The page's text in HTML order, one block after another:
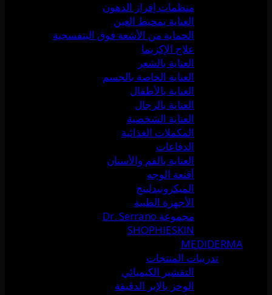
منظمات إفراز الدهون
العناية بمحيط العين
الحماية من الأشعة فوق البنفسجية
علاج الإكزيما
العناية بالشعر
العناية الخاصة بالجسم
العناية بالأطفال
العناية بالرجال
العناية الشخصية
المكملات الغذائية
الدفاعات
العناية بالفم والأسنان
أقنعة الوجه
الميكرونيدلينج
الأجهزة الطبية
مجموعة Dr. Serrano
SHOPHIESKIN
MEDIDERMA
تدريبات المنتجات
التقشير الكيميائي
الوخز بالإبر الدقيقة